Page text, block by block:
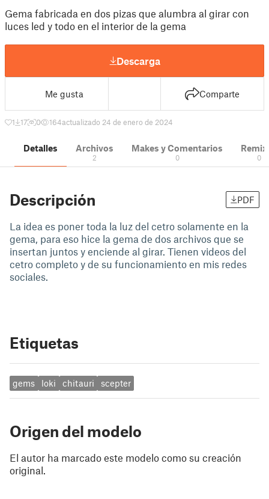
Gema fabricada en dos pizas que alumbra al girar con
luces led y todo en el interior de la gema
Descarga
Me gusta Comparte
1 17 0 164actualizado 24 de enero de 2024
Detalles Archivos
2
Makes y Comentarios
0 0
Descripción PDF
La idea es poner toda la luz del cetro solamente en la
gema, para eso hice la gema de dos archivos que se
insertan juntos y enciende al girar. Tienen videos del
cetro completo y de su funcionamiento en mis redes
sociales.
Etiquetas
gems loki chitauri scepter
Origen del modelo
El autor ha marcado este modelo como su creación
original.